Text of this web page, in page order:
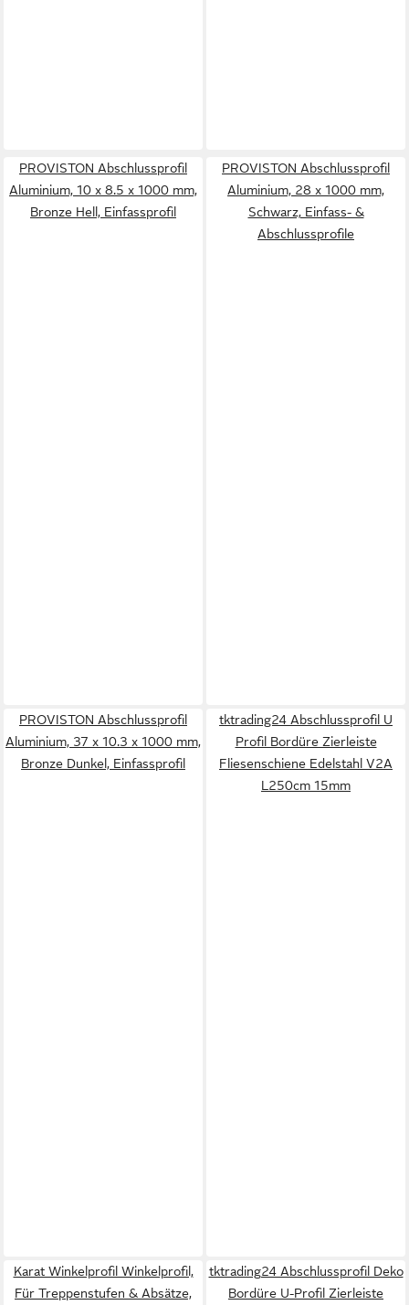
PROVISTON Abschlussprofil
Aluminium, 10 x 8.5 x 1000 mm,
Bronze Hell, Einfassprofil
PROVISTON Abschlussprofil
Aluminium, 28 x 1000 mm,
Schwarz, Einfass- &
Abschlussprofile
PROVISTON Abschlussprofil
Aluminium, 37 x 10.3 x 1000 mm,
Bronze Dunkel, Einfassprofil
tktrading24 Abschlussprofil U
Profil Bordüre Zierleiste
Fliesenschiene Edelstahl V2A
L250cm 15mm
Karat Winkelprofil Winkelprofil,
Für Treppenstufen & Absätze,
tktrading24 Abschlussprofil Deko
Bordüre U-Profil Zierleiste